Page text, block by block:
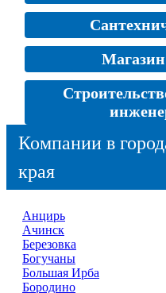
Компании в
края
Анцирь
Ачинск
Березовка
Богучаны
Большая Ирба
Бородино